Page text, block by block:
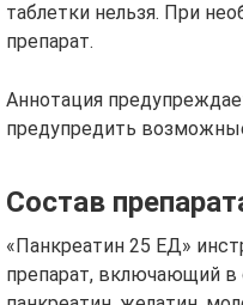
таблетки нельзя. При
препарат.
Аннотация
предупредить
Состав
«Панкреатин 25 ЕД»
препарат, включающий